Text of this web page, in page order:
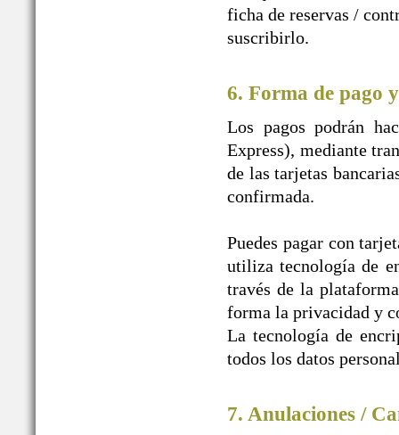
ficha de reservas /
suscribirlo.
6. Forma de pago
Los pagos podrán
Express), mediante
de las tarjetas
confirmada.
Puedes pagar con
utiliza tecnología de
través de la
forma la privacidad y
La tecnología de
todos los datos
7. Anulaciones /